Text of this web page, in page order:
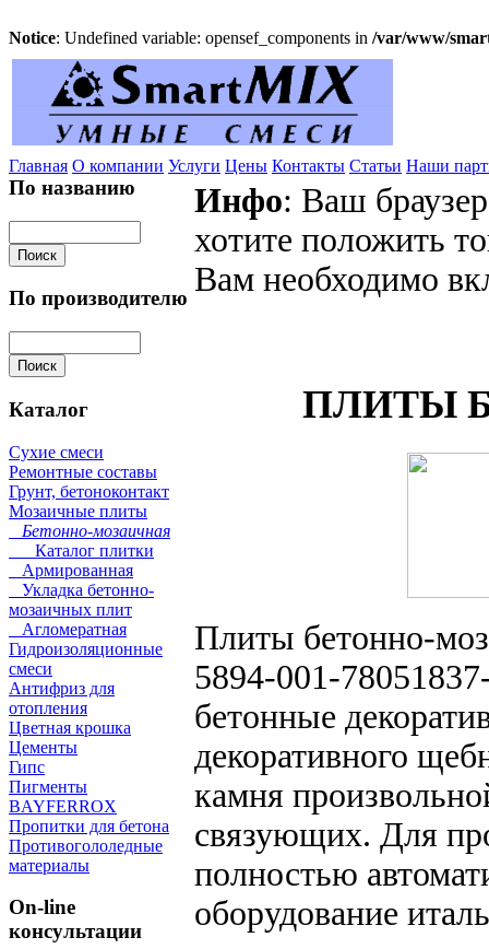
Notice: Undefined variable: opensef_components in /var/www/
Главная О компании Услуги Цены Контакты Статьи Наши
По названию
По производителю
Каталог
Сухие смеси
Ремонтные составы
Грунт, бетоноконтакт
Мозаичные плиты
Бетонно-мозаичная
Каталог плитки
Армированная
Укладка бетонно-
мозаичных плит
Агломератная
Гидроизоляционные
смеси
Антифриз для
отопления
Цветная крошка
Цементы
Гипс
Пигменты
BAYFERROX
Пропитки для бетона
Противогололедные
материалы
On-line
консультации
Инфо: Ваш
хотите положить
Вам необходимо
ПЛИТЫ
Плиты бетонно-
5894-001-
бетонные
декоративного
камня
связующих. Для
полностью
оборудование